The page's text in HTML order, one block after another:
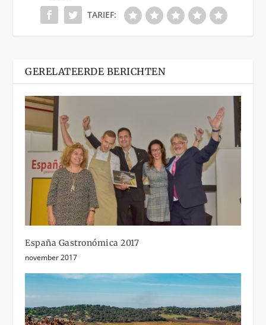
TARIEF:
GERELATEERDE BERICHTEN
España Gastronómica 2017
november 2017